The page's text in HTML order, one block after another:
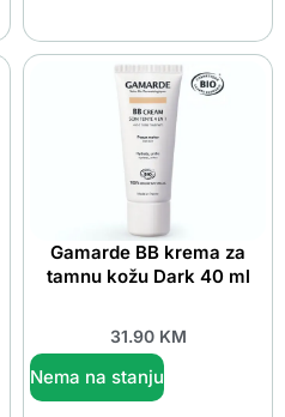
Gamarde BB krema za
tamnu kožu Dark 40 ml
31.90 KM
Nema na stanju